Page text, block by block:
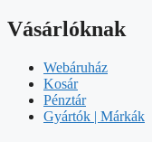
Vásárlóknak
Webáruház
Kosár
Pénztár
Gyártók | Márkák